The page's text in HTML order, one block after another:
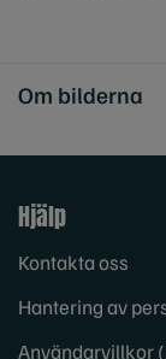
Om bilderna
Hjälp
Kontakta oss
Hantering av
Användarvillkor